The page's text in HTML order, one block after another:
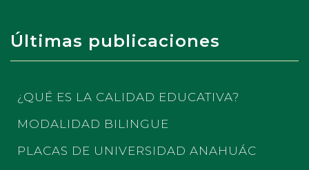
Últimas publicaciones
¿QUÉ ES LA CALIDAD EDUCATIVA?
MODALIDAD BILINGUE
PLACAS DE UNIVERSIDAD ANAHUÁC